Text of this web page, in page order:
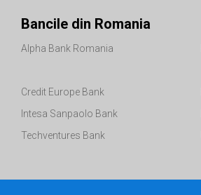
Bancile din Romania
Alpha Bank Romania
Credit Europe Bank
Intesa Sanpaolo Bank
Techventures Bank